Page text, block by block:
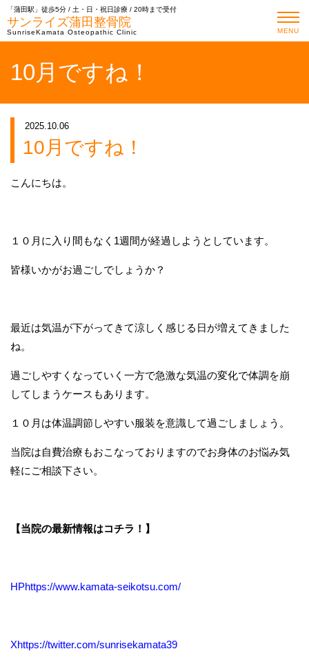
「蒲田駅」徒歩5分 / 土・日・祝日診療 / 20時まで受付
サンライズ蒲田整骨院
SunriseKamata Osteopathic Clinic MENU
10月ですね！
2025.10.06
10月ですね！
こんにちは。
１０月に入り間もなく1週間が経過しようとしています。
皆様いかがお過ごしでしょうか？
最近は気温が下がってきて涼しく感じる日が増えてきました
ね。
過ごしやすくなっていく一方で急激な気温の変化で体調を崩
してしまうケースもあります。
１０月は体温調節しやすい服装を意識して過ごしましょう。
当院は自費治療もおこなっておりますのでお身体のお悩み気
軽にご相談下さい。
【当院の最新情報はコチラ！】
HPhttps://www.kamata-seikotsu.com/
Xhttps://twitter.com/sunrisekamata39